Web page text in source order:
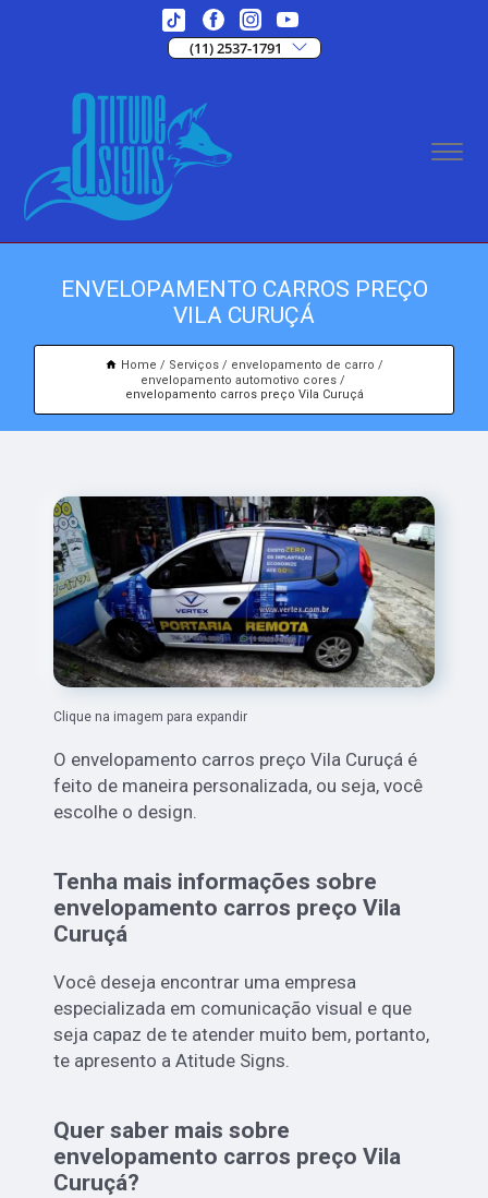
(11) 2537-1791
ENVELOPAMENTO CARROS PREÇO
VILA CURUÇÁ
Home Serviços
envelopamento de carro
envelopamento automotivo cores
envelopamento carros preço Vila Curuçá
Clique na imagem para expandir
O envelopamento carros preço Vila Curuçá é
feito de maneira personalizada, ou seja, você
escolhe o design.
Tenha mais informações sobre
envelopamento carros preço Vila
Curuçá
Você deseja encontrar uma empresa
especializada em comunicação visual e que
seja capaz de te atender muito bem, portanto,
te apresento a Atitude Signs.
Quer saber mais sobre
envelopamento carros preço Vila
Curuçá?